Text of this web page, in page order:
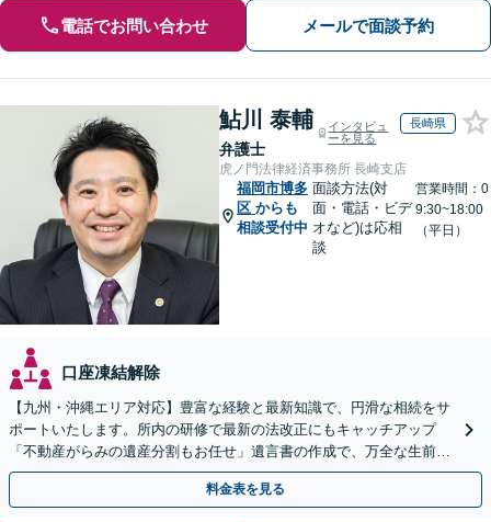
電話でお問い合わせ メールで面談予約
鮎川 泰輔
弁護士
インタビュ
ーを見る
長崎県
虎ノ門法律経済事務所 長崎支店
福岡市博多
区 からも
相談受付中
面談方法(対
面・電話・ビデ
オなど)は応相
談
営業時間：0
9:30~18:00
（平日）
口座凍結解除
【九州・沖縄エリア対応】豊富な経験と最新知識で、円滑な相続をサ
ポートいたします。所内の研修で最新の法改正にもキャッチアップ
「不動産がらみの遺産分割もお任せ」遺言書の作成で、万全な生前対
策をおこないましょう【夜間・休日面談可】
料金表を見る